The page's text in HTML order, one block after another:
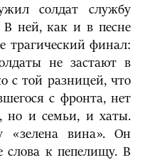
солдат службу
В ней, как и в песне
трагический финал:
не застают в
с той разницей, что
с фронта, нет
но и семьи, и хаты.
«зелена вина». Он
слова к пепелищу. В